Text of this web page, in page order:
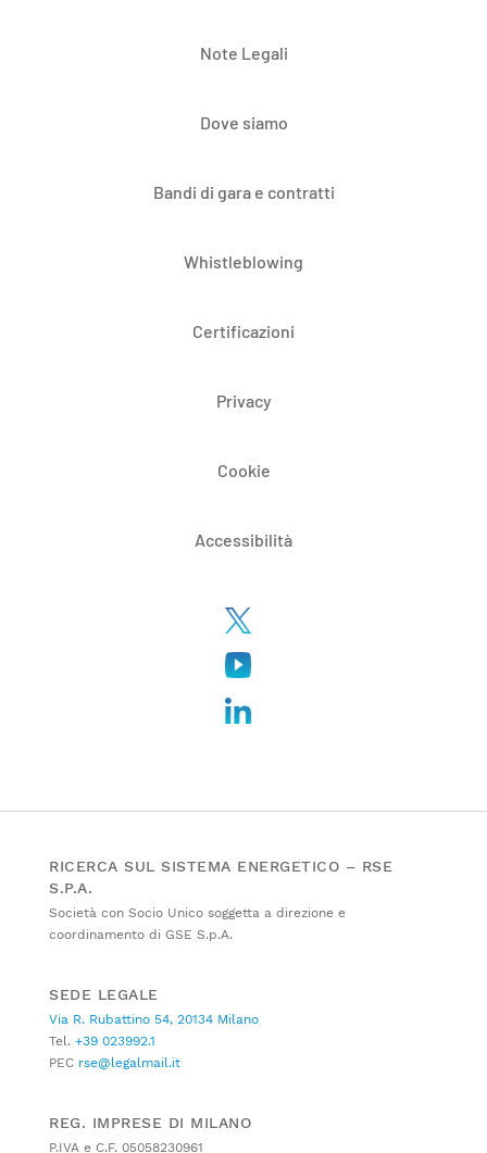
Note Legali
Dove siamo
Bandi di gara e contratti
Whistleblowing
Certificazioni
Privacy
Cookie
Accessibilità
RICERCA SUL SISTEMA ENERGETICO – RSE
S.P.A.
Società con Socio Unico soggetta a direzione e
coordinamento di GSE S.p.A.
SEDE LEGALE
Via R. Rubattino 54, 20134 Milano
Tel. +39 023992.1
PEC rse@legalmail.it
REG. IMPRESE DI MILANO
P.IVA e C.F. 05058230961